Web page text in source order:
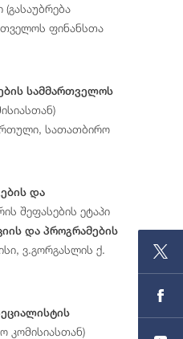
ფინანსთა
სამმართველოს
სათათბირო
და
შეფასების ეტაპი
და პროგრამების
ვ.გორგასლის ქ.
კომისიასთან)